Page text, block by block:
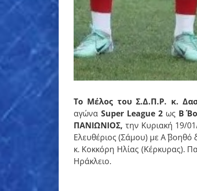
Το Μέλος του Σ.Δ.Π.Ρ. κ.
αγώνα Super League 2ως B΄
ΠΑΝΙΩΝΙΟΣ, την Κυριακή 19/
Ελευθέριος (Σάμου) με Α΄
κ. Κοκκόρη Ηλίας (Κέρκυρας).
Ηράκλειο.